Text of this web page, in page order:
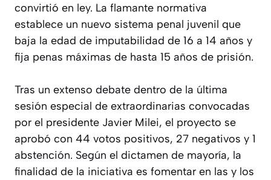
convirtió en ley. La flamante normativa
establece un nuevo sistema penal juvenil que
baja la edad de imputabilidad de 16 a 14 años y
fija penas máximas de hasta 15 años de prisión.
Tras un extenso debate dentro de la última
sesión especial de extraordinarias convocadas
por el presidente Javier Milei, el proyecto se
aprobó con 44 votos positivos, 27 negativos y 1
abstención. Según el dictamen de mayoría, la
finalidad de la iniciativa es fomentar en las y los